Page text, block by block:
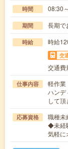
時間 08:30
期間 長期で
時給 時給
交
交通費
仕事内容
軽作業
ハンデ
して
応募資格
職種未
◆未経
気軽